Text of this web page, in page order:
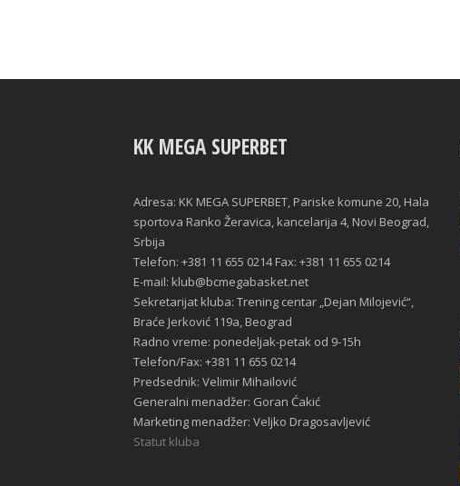
KK MEGA SUPERBET
Adresa: KK MEGA SUPERBET, Pariske komune 20, Hala
sportova Ranko Žeravica, kancelarija 4, Novi Beograd,
Srbija
Telefon: +381 11 655 0214 Fax: +381 11 655 0214
E-mail: klub@bcmegabasket.net
Sekretarijat kluba: Trening centar „Dejan Milojević“,
Braće Jerković 119a, Beograd
Radno vreme: ponedeljak-petak od 9-15h
Telefon/Fax: +381 11 655 0214
Predsednik: Velimir Mihailović
Generalni menadžer: Goran Ćakić
Marketing menadžer: Veljko Dragosavljević
Statut kluba